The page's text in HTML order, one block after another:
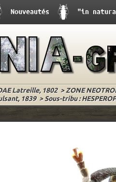
Nouveautés "in
Latreille, 1802>ZONE
1839>Sous-tribu :